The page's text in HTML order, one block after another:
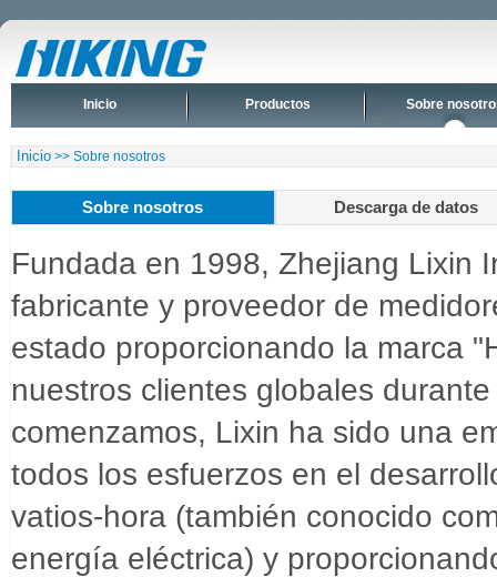
Inicio Productos Sobre
Inicio >> Sobre nosotros
Sobre nosotros Descarga de datos
Fundada en 1998, Zhejiang Lixin
fabricante y proveedor de
estado proporcionando la marca
nuestros clientes globales
comenzamos, Lixin ha sido una
todos los esfuerzos en el
vatios-hora (también conocido
energía eléctrica) y